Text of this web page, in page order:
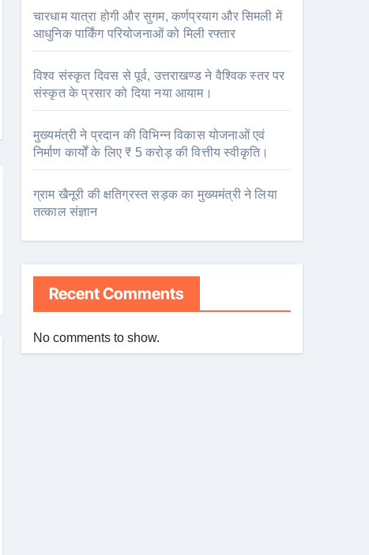
चारधाम यात्रा होगी और सुगम, कर्णप्रयाग और सिमली में
आधुनिक पार्किंग परियोजनाओं को मिली रफ्तार
विश्व संस्कृत दिवस से पूर्व, उत्तराखण्ड ने वैश्विक स्तर पर
संस्कृत के प्रसार को दिया नया आयाम।
मुख्यमंत्री ने प्रदान की विभिन्न विकास योजनाओं एवं
निर्माण कार्यों के लिए ₹ 5 करोड़ की वित्तीय स्वीकृति।
ग्राम खैनूरी की क्षतिग्रस्त सड़क का मुख्यमंत्री ने लिया
तत्काल संज्ञान
Recent Comments
No comments to show.